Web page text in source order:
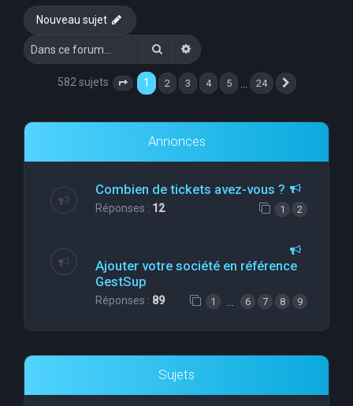
Nouveau sujet
RechercherRecherche avancée
582 sujets Page 1 sur24
1 2 3 4 5 24
Annonces
Combien de tickets avez-vous ?
Réponses : 12 1 2
Ajouter votre société en référence
GestSup
Réponses : 89 1 6 7 8 9
Sujets